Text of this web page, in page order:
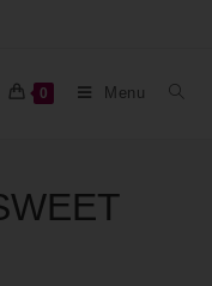
0 Menu